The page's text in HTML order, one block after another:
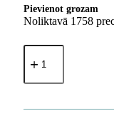
Pievienot grozam
Noliktavā 1758
Silikona
pinuma
USB-
L25SC